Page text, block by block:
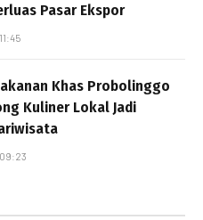
Pasar Ekspor
Khas Probolinggo
Kuliner Lokal Jadi